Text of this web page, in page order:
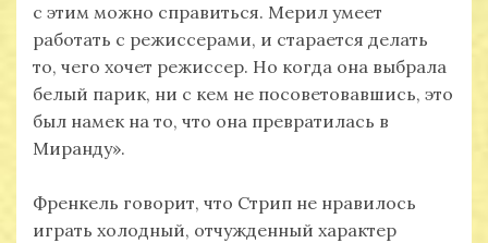
с этим можно справиться. Мерил умеет
работать с режиссерами, и старается делать
то, чего хочет режиссер. Но когда она выбрала
белый парик, ни с кем не посоветовавшись, это
был намек на то, что она превратилась в
Миранду».
Френкель говорит, что Стрип не нравилось
играть холодный, отчужденный характер